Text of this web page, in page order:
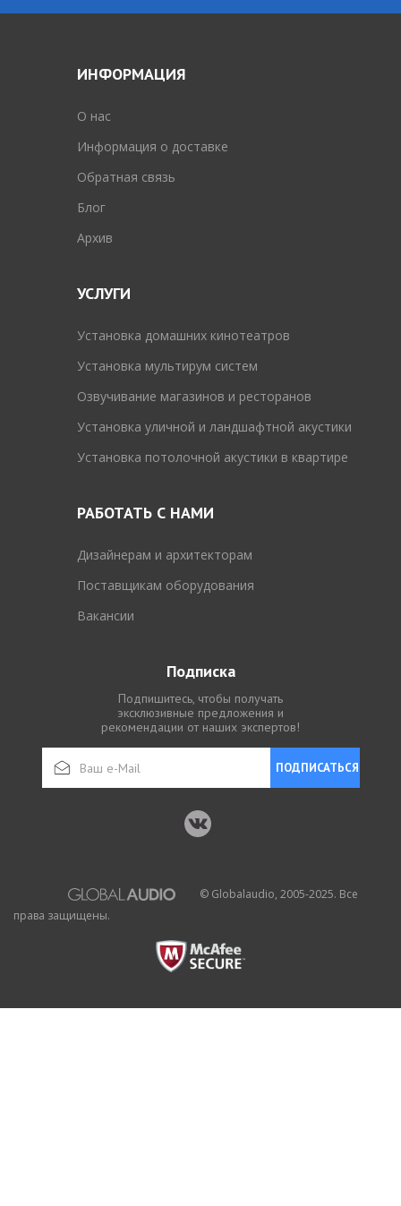
ИНФОРМАЦИЯ
O нас
Информация о доставке
Обратная связь
Блог
Архив
УСЛУГИ
Установка домашних кинотеатров
Установка мультирум систем
Озвучивание магазинов и ресторанов
Установка уличной и ландшафтной акустики
Установка потолочной акустики в квартире
РАБОТАТЬ С НАМИ
Дизайнерам и архитекторам
Поставщикам оборудования
Вакансии
Подписка
Подпишитесь, чтобы получать
эксклюзивные предложения и
рекомендации от наших экспертов!
ПОДПИСАТЬСЯ
© Globalaudio, 2005-2025. Все
права защищены.